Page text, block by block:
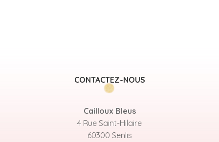
CONTACTEZ-NOUS
Cailloux Bleus
4 Rue Saint-Hilaire
60300 Senlis